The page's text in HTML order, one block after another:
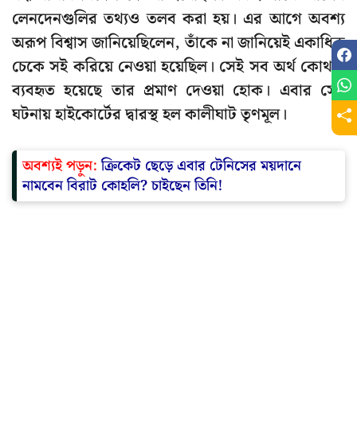
লেনদেনগুলির তথ্যও তলব করা হয়। এর আগে অবশ্য
অরূপ বিশ্বাস জানিয়েছিলেন, তাঁকে না জানিয়েই একাধিক
চেকে সই করিয়ে নেওয়া হয়েছিল। সেই সব অর্থ কোথায়
ব্যবহৃত হয়েছে তার প্রমাণ দেওয়া হোক। এবার সেই
ঘটনায় হাইকোর্টের দ্বারস্থ হল কালীঘাট তৃণমূল।
অবশ্যই পড়ুন:ক্রিকেট ছেড়ে এবার টেনিসের ময়দানে
নামবেন বিরাট কোহলি? চাইছেন তিনি!